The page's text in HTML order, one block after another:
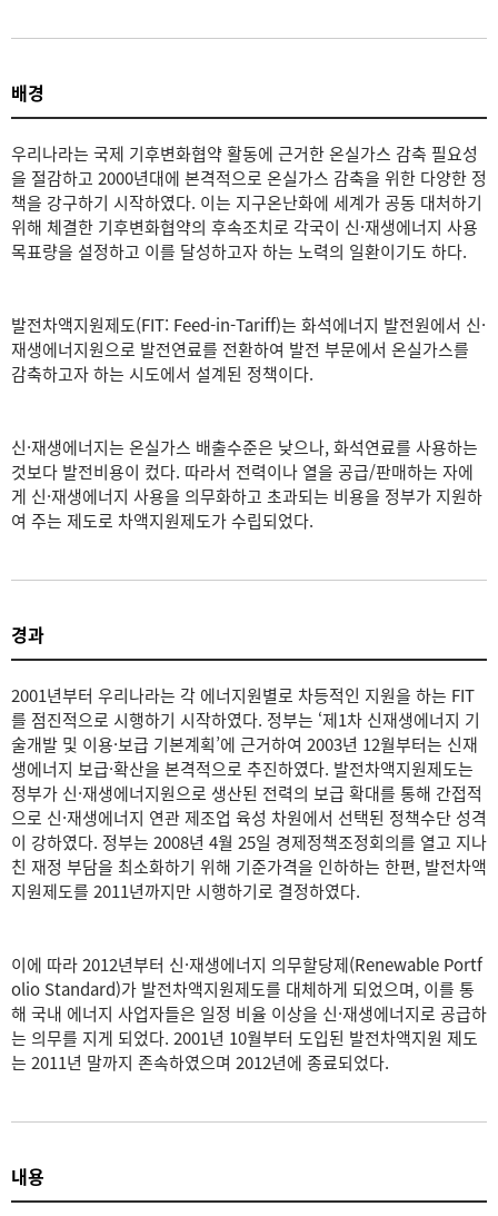
배경
우리나라는 국제 기후변화협약 활동에 근거한 온실가스 감축 필요성
을 절감하고 2000년대에 본격적으로 온실가스 감축을 위한 다양한 정
책을 강구하기 시작하였다. 이는 지구온난화에 세계가 공동 대처하기
위해 체결한 기후변화협약의 후속조치로 각국이 신·재생에너지 사용
목표량을 설정하고 이를 달성하고자 하는 노력의 일환이기도 하다.
발전차액지원제도(FIT: Feed-in-Tariff)는 화석에너지 발전원에서 신·
재생에너지원으로 발전연료를 전환하여 발전 부문에서 온실가스를
감축하고자 하는 시도에서 설계된 정책이다.
신·재생에너지는 온실가스 배출수준은 낮으나, 화석연료를 사용하는
것보다 발전비용이 컸다. 따라서 전력이나 열을 공급/판매하는 자에
게 신·재생에너지 사용을 의무화하고 초과되는 비용을 정부가 지원하
여 주는 제도로 차액지원제도가 수립되었다.
경과
2001년부터 우리나라는 각 에너지원별로 차등적인 지원을 하는 FIT
를 점진적으로 시행하기 시작하였다. 정부는 ‘제1차 신재생에너지 기
술개발 및 이용·보급 기본계획’에 근거하여 2003년 12월부터는 신재
생에너지 보급·확산을 본격적으로 추진하였다. 발전차액지원제도는
정부가 신·재생에너지원으로 생산된 전력의 보급 확대를 통해 간접적
으로 신·재생에너지 연관 제조업 육성 차원에서 선택된 정책수단 성격
이 강하였다. 정부는 2008년 4월 25일 경제정책조정회의를 열고 지나
친 재정 부담을 최소화하기 위해 기준가격을 인하하는 한편, 발전차액
지원제도를 2011년까지만 시행하기로 결정하였다.
이에 따라 2012년부터 신·재생에너지 의무할당제(Renewable Portf
olio Standard)가 발전차액지원제도를 대체하게 되었으며, 이를 통
해 국내 에너지 사업자들은 일정 비율 이상을 신·재생에너지로 공급하
는 의무를 지게 되었다. 2001년 10월부터 도입된 발전차액지원 제도
는 2011년 말까지 존속하였으며 2012년에 종료되었다.
내용